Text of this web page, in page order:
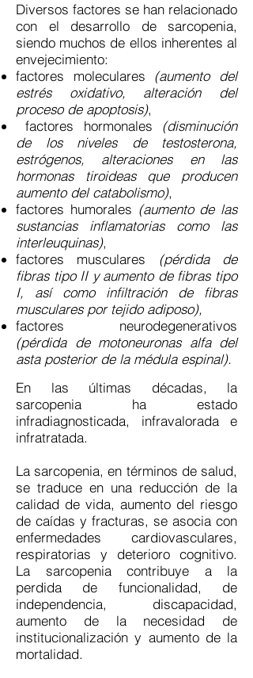
Diversos factores se han relacionado
con el desarrollo de sarcopenia,
siendo muchos de ellos inherentes al
envejecimiento:
factores moleculares (aumento del
estrés oxidativo, alteración del
proceso de apoptosis),
factores hormonales (disminución
de los niveles de testosterona,
estrógenos, alteraciones en las
hormonas tiroideas que producen
aumento del catabolismo),
factores humorales (aumento de las
sustancias inflamatorias como las
interleuquinas),
factores musculares (pérdida de
fibras tipo II y aumento de fibras tipo
I, así como infiltración de fibras
musculares por tejido adiposo),
factores neurodegenerativos
(pérdida de motoneuronas alfa del
asta posterior de la médula espinal).
En las últimas décadas, la
sarcopenia ha estado
infradiagnosticada, infravalorada e
infratratada.
La sarcopenia, en términos de salud,
se traduce en una reducción de la
calidad de vida, aumento del riesgo
de caídas y fracturas, se asocia con
enfermedades cardiovasculares,
respiratorias y deterioro cognitivo.
La sarcopenia contribuye a la
perdida de funcionalidad, de
independencia, discapacidad,
aumento de la necesidad de
institucionalización y aumento de la
mortalidad.